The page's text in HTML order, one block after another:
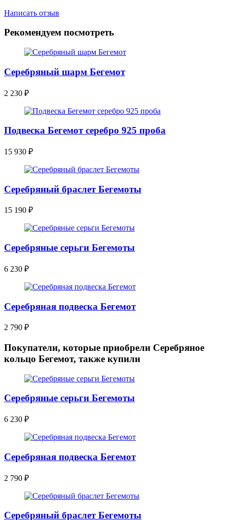
Написать отзыв
Рекомендуем посмотреть
Серебряный шарм Бегемот
2 230 ₽
Подвеска Бегемот серебро 925 проба
15 930 ₽
Серебряный браслет Бегемоты
15 190 ₽
Серебряные серьги Бегемоты
6 230 ₽
Серебряная подвеска Бегемот
2 790 ₽
Покупатели, которые приобрели Серебряное
кольцо Бегемот, также купили
Серебряные серьги Бегемоты
6 230 ₽
Серебряная подвеска Бегемот
2 790 ₽
Серебряный браслет Бегемоты